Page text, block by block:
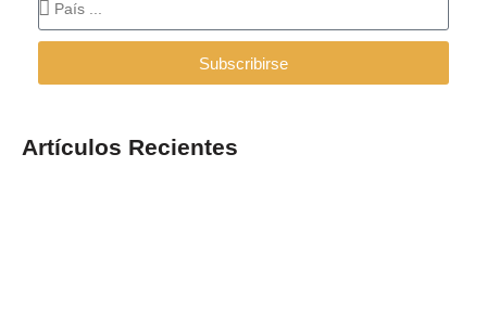
Subscribirse
Artículos Recientes